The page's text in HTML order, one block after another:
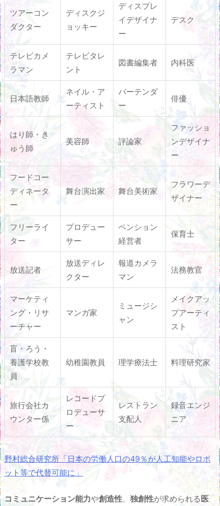
ツアーコン
ダクター
ディスクジ
ョッキー
ディスプレ
イデザイナ
ー
デスク
テレビカメ
ラマン
テレビタレ
ント
図書編集者 内科医
日本語教師
ネイル・ア
ーティスト
バーテンダ
ー
俳優
はり師・き
ゅう師
美容師 評論家
ファッショ
ンデザイナ
ー
フードコー
ディネータ
ー
舞台演出家 舞台美術家
フラワーデ
ザイナー
フリーライ
ター
プロデュー
サー
ペンション
経営者
保育士
放送記者
放送ディレ
クター
報道カメラ
マン
法務教官
マーケティ
ング・リサ
ーチャー
マンガ家
ミュージシ
ャン
メイクアッ
プアーティ
スト
盲・ろう・
養護学校教
員
幼稚園教員 理学療法士 料理研究家
旅行会社カ
ウンター係
レコードプ
ロデューサ
ー
レストラン
支配人
録音エンジ
ニア
野村総合研究所「日本の労働人口の49％が人工知能やロボ
ット等で代替可能に」
コミュニケーション能力や創造性、 独創性が求められる 医